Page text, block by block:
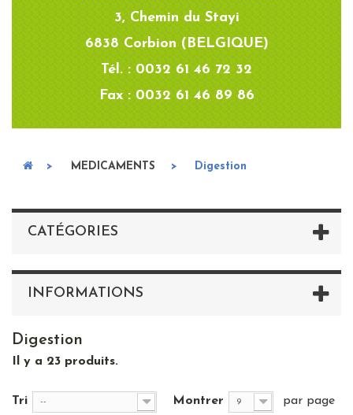
3, Chemin du Stayi
6838 Corbion (BELGIQUE)
Tél. : 0032 61 46 72 32
Fax : 0032 61 46 89 86
> MEDICAMENTS > Digestion
CATÉGORIES
INFORMATIONS
Digestion
Il y a 23 produits.
Tri -- Montrer 9 par page